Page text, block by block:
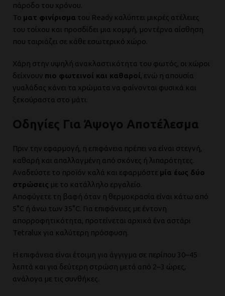
πάροδο του χρόνου.
Το ματ φινίρισμα του Ready καλύπτει μικρές ατέλειες
του τοίχου και προσδίδει μια κομψή, μοντέρνα αίσθηση
που ταιριάζει σε κάθε εσωτερικό χώρο.
Χάρη στην υψηλή ανακλαστικότητα του φωτός, οι χώροι
δείχνουν πιο φωτεινοί και καθαροί, ενώ η απουσία
γυαλάδας κάνει τα χρώματα να φαίνονται φυσικά και
ξεκούραστα στο μάτι.
Οδηγίες Για Άψογο Αποτέλεσμα
Πριν την εφαρμογή, η επιφάνεια πρέπει να είναι στεγνή,
καθαρή και απαλλαγμένη από σκόνες ή λιπαρότητες.
Αναδεύστε το προϊόν καλά και εφαρμόστε μία έως δύο
στρώσεις με το κατάλληλο εργαλείο.
Αποφύγετε τη βαφή όταν η θερμοκρασία είναι κάτω από
5°C ή άνω των 35°C. Για επιφάνειες με έντονη
απορροφητικότητα, προτείνεται αρχικά ένα αστάρι
Tetralux για καλύτερη πρόσφυση.
Η επιφάνεια είναι έτοιμη για άγγιγμα σε περίπου 30–45
λεπτά και για δεύτερη στρώση μετά από 2–3 ώρες,
ανάλογα με τις συνθήκες.